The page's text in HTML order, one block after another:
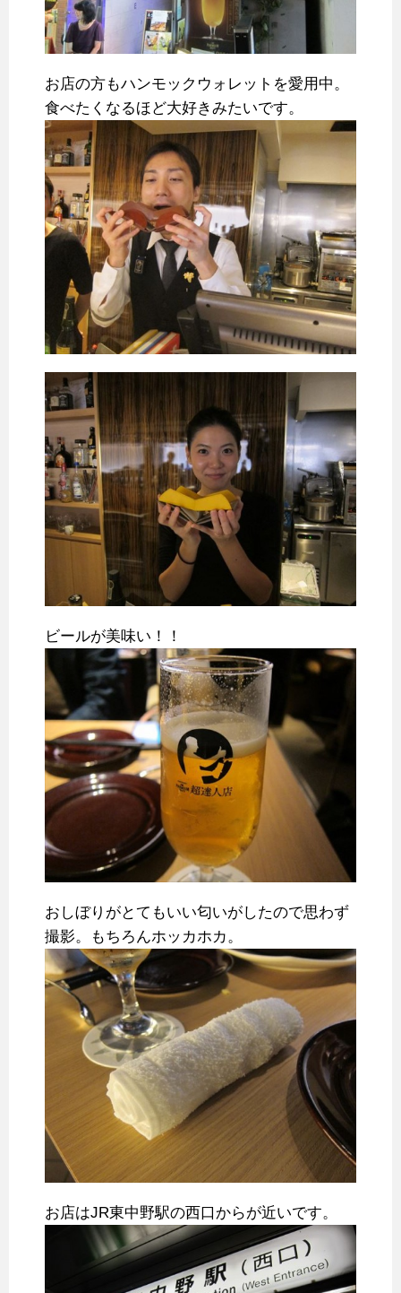
お店の方もハンモックウォレットを愛用中。
食べたくなるほど大好きみたいです。
ビールが美味い！！
おしぼりがとてもいい匂いがしたので思わず
撮影。もちろんホッカホカ。
お店はJR東中野駅の西口からが近いです。